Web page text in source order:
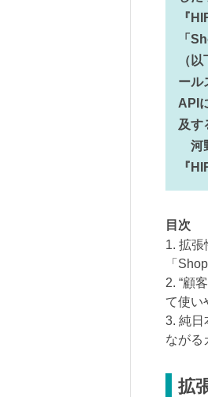
『
「
（
ール
API
及す
河
『
目次
1. 拡
「
2. “顧
て使い
3. 純日
ながる
拡